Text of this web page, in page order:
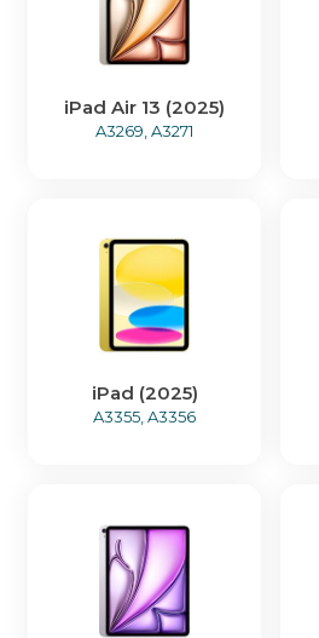
iPad Air 13 (2025)
A3269, A3271
iPad (2025)
A3355, A3356